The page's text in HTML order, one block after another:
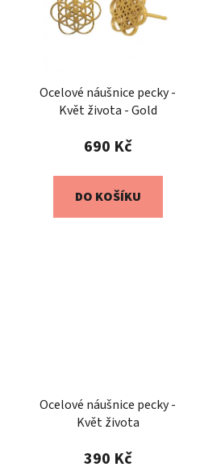
Ocelové náušnice pecky -
Květ života - Gold
690 Kč
DO KOŠÍKU
Ocelové náušnice pecky -
Květ života
390 Kč